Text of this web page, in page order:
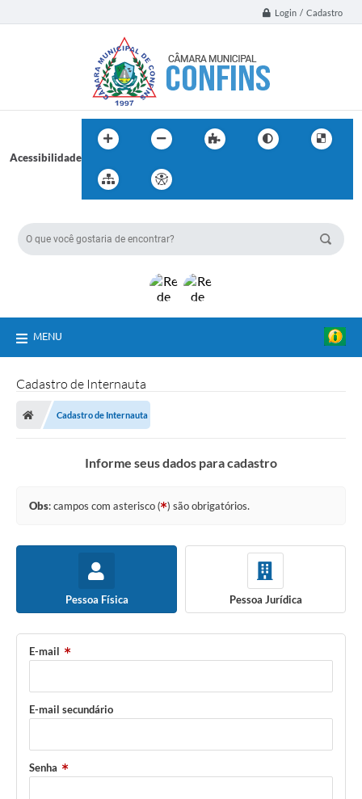
Login / Cadastro
Acessibilidade
MENU
Cadastro de Internauta
Cadastro de Internauta
Informe seus dados para cadastro
Obs: campos com asterisco ( ) são obrigatórios.
Pessoa Física Pessoa Jurídica
E-mail
E-mail secundário
Senha